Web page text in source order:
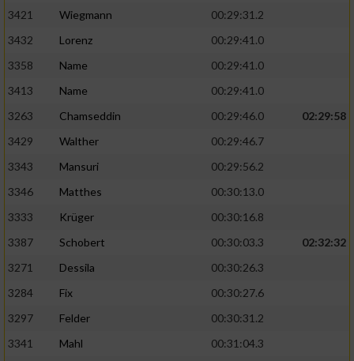
3421 Wiegmann
00:29:31.2
3432
Lorenz
00:29:41.0
3358
Name
00:29:41.0
3413
Name
00:29:41.0
3263
Chamseddin 00:29:46.0
02:29:58
3429
Walther
00:29:46.7
3343
Mansuri
00:29:56.2
3346
Matthes
00:30:13.0
3333
Krüger
00:30:16.8
3387
Schobert 00:30:03.3
02:32:32
3271
Dessila
00:30:26.3
3284
Fix
00:30:27.6
3297
Felder
00:30:31.2
3341
Mahl
00:31:04.3